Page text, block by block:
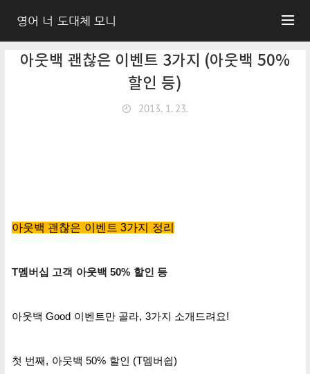
영어 너 도대체 모니
아웃백 괜찮은 이벤트 3가지 (아웃백 50%
할인 등)
2013. 1. 23.
아웃백 괜찮은 이벤트 3가지 정리
T멤버십 고객 아웃백 50% 할인 등
아웃백 Good 이벤트만 골라, 3가지 소개드려요!
첫 번째, 아웃백 50% 할인 (T멤버쉽)